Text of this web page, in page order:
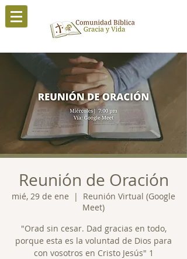
Reunión de Oración
mié, 29 de ene
  |
Reunión Virtual (Google
Meet)
"Orad sin cesar. Dad gracias en todo,
porque esta es la voluntad de Dios para
con vosotros en Cristo Jesús" 1